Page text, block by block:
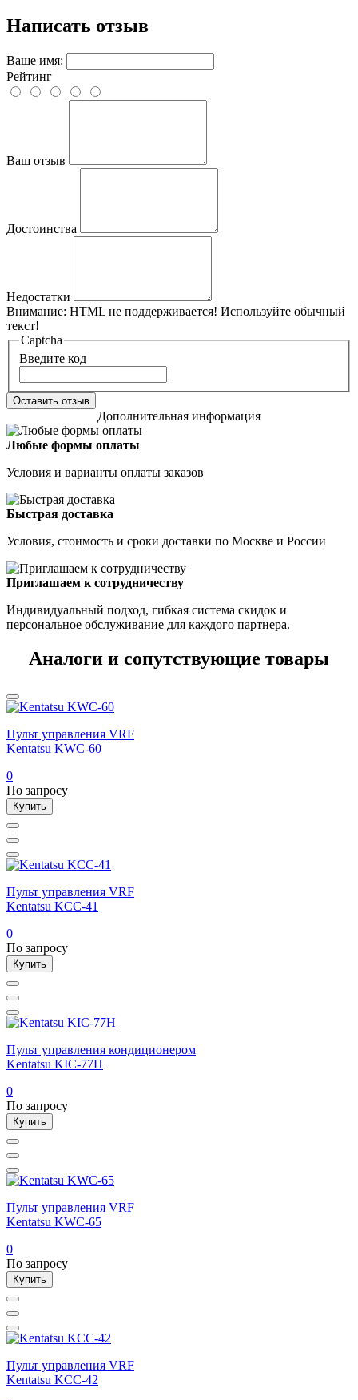
Написать отзыв
Ваше имя:
Рейтинг
Ваш отзыв
Достоинства
Недостатки
Внимание: HTML не поддерживается! Используйте обычный
текст!
Captcha
Введите код
Оставить отзыв
Дополнительная информация
Любые формы оплаты
Условия и варианты оплаты заказов
Быстрая доставка
Условия, стоимость и сроки доставки по Москве и России
Приглашаем к сотрудничеству
Индивидуальный подход, гибкая система скидок и
персональное обслуживание для каждого партнера.
Аналоги и сопутствующие товары
Пульт управления VRF
Kentatsu KWC-60
0
По запросу
Купить
Пульт управления VRF
Kentatsu KCC-41
0
По запросу
Купить
Пульт управления кондиционером
Kentatsu KIC-77H
0
По запросу
Купить
Пульт управления VRF
Kentatsu KWC-65
0
По запросу
Купить
Пульт управления VRF
Kentatsu KCC-42